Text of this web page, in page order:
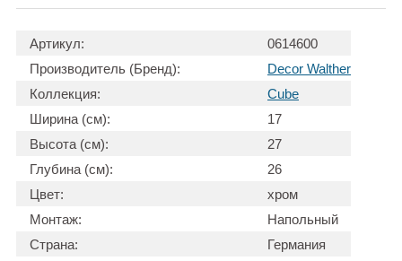
Артикул:
0614600
Производитель (Бренд):
Decor Walther
Коллекция:
Cube
Ширина (см):
17
Высота (см):
27
Глубина (см):
26
Цвет:
хром
Монтаж:
Напольный
Страна:
Германия